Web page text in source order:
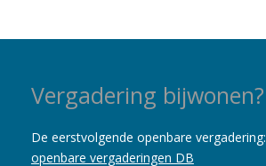
Vergadering bijwonen?
De eerstvolgende openbare vergadering:
openbare vergaderingen DB